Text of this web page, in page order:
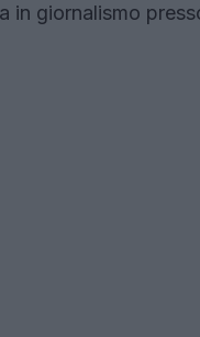
in giornalismo